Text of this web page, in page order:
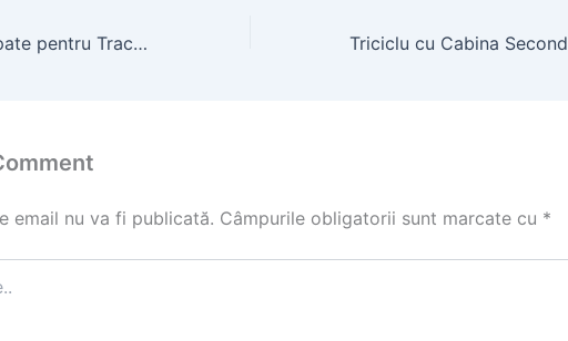
Camera U650 Spate pentru Tractoare: Siguranță și Manevrabilitate
email nu va fi publicată. Câmpurile obligatorii sunt marcate cu *